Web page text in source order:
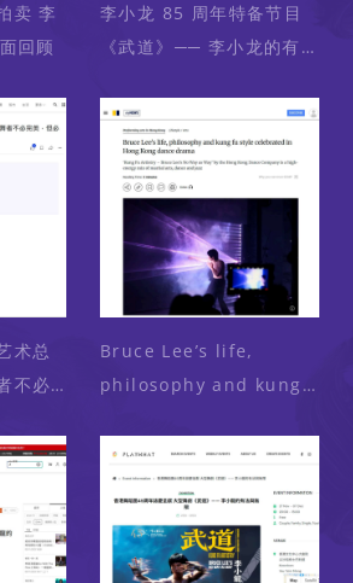
卖 李
回顾
李小龙 85 周年特备节目
《武道》── 李小龙的有
术总
不必
Bruce Lee’s life,
philosophy and kung
Hong Kong dance
drama